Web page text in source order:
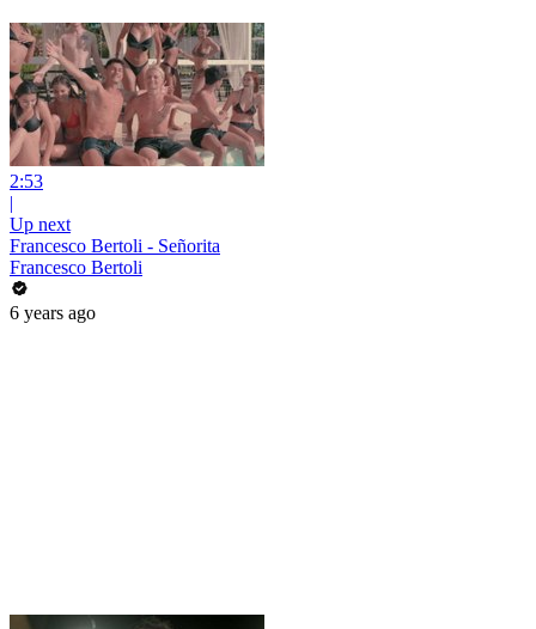
2:53
|
Up next
Francesco Bertoli - Señorita
Francesco Bertoli
6 years ago